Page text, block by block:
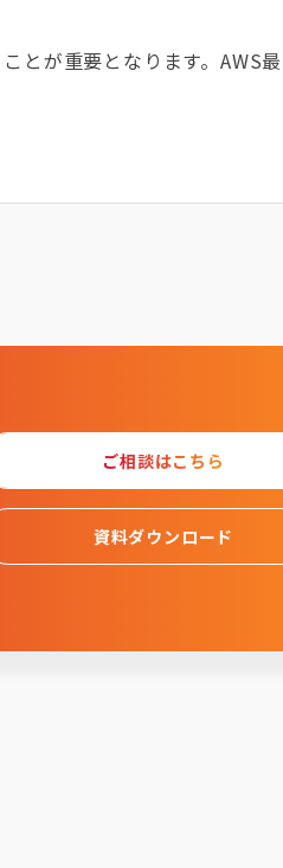
とが重要となります。AWS最
ご相談はこちら
資料ダウンロード